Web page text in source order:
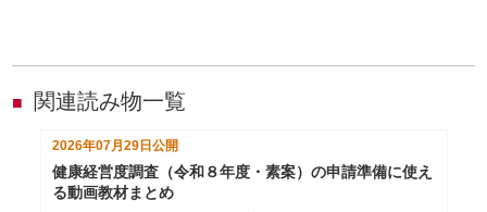
■ 関連読み物一覧
2026年07月29日 公開
健康経営度調査（令和８年度・素案）の申請準備に使え
る動画教材まとめ